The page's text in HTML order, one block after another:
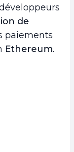
de
paiements
Ethereum.